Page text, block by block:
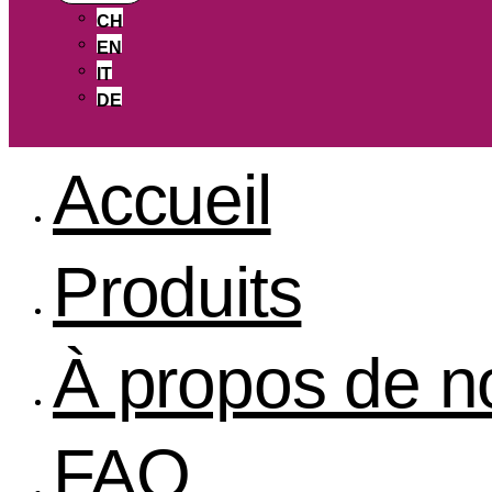
CH
EN
IT
DE
Accueil
Produits
À propos de
FAQ